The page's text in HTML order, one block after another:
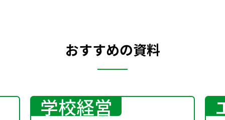
おすすめの資料
学校経営